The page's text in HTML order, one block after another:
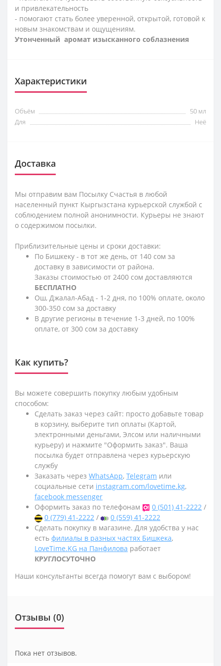
и привлекательность
- помогают стать более уверенной, открытой, готовой к
новым знакомствам и ощущениям.
Утонченный аромат изысканного соблазнения
Характеристики
Объём
50 мл
Для
Неё
Доставка
Мы отправим вам Посылку Счастья в любой
населенный пункт Кыргызстана курьерской службой с
соблюдением полной анонимности. Курьеры не знают
о содержимом посылки.
Приблизительные цены и сроки доставки:
По Бишкеку - в тот же день, от 140 сом за
доставку в зависимости от района.
Заказы стоимостью от 2400 сом доставляются
БЕСПЛАТНО
Ош, Джалал-Абад - 1-2 дня, по 100% оплате, около
300-350 сом за доставку
В другие регионы в течение 1-3 дней, по 100%
оплате, от 300 сом за доставку
Как купить?
Вы можете совершить покупку любым удобным
способом:
Сделать заказ через сайт: просто добавьте товар
в корзину, выберите тип оплаты (Картой,
электронными деньгами, Элсом или наличными
курьеру) и нажмите "Оформить заказ". Ваша
посылка будет отправлена через курьерскую
службу
Заказать через WhatsApp, Telegram или
социальные сети instagram.com/lovetime.kg,
facebook messenger
Оформить заказ по телефонам
0 (501) 41-2222 /
0 (779) 41-2222 /
0 (559) 41-2222
Сделать покупку в магазине. Для удобства у нас
есть филиалы в разных частях Бишкека,
LoveTime.KG на Панфилова работает
КРУГЛОСУТОЧНО
Наши консультанты всегда помогут вам с выбором!
Отзывы (0)
Пока нет отзывов.